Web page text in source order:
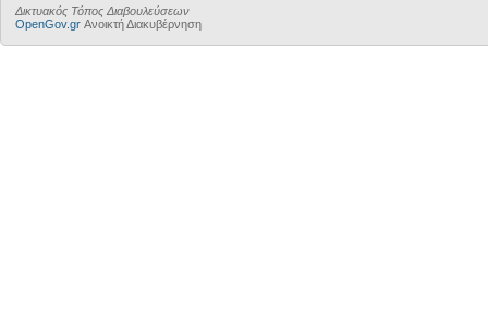
Δικτυακός Τόπος Διαβουλεύσεων
OpenGov.gr Ανοικτή Διακυβέρνηση